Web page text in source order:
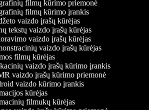
filmų kūrimo priemonė
filmų kūrimo įrankis
vaizdo įrašų kūrėjas
tekstų vaizdo įrašų kūrėjas
vaizdo įrašų kūrėjas
vaizdo įrašų kūrėjas
filmų kūrėjas
vaizdo įrašų kūrimo įrankis
vaizdo įrašų kūrimo priemonė
vaizdo kūrimo įrankis
kūrėjas
filmukų kūrėjas